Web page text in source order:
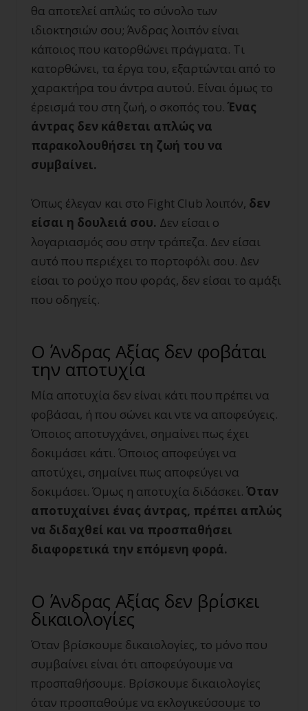
θα αποτελεί απλώς το σύνολο των
ιδιοκτησιών σου; Άνδρας λοιπόν είναι
κάποιος που κατορθώνει πράγματα. Τι
κατορθώνει, τα έργα του, εξαρτώνται από το
χαρακτήρα του άντρα αυτού. Είναι όμως το
έρεισμά του στη ζωή, ο σκοπός του. Ένας
άντρας δεν κάθεται απλώς να
παρακολουθήσει τη ζωή του να
συμβαίνει.
Όπως έλεγαν και στο Fight Club λοιπόν, δεν
είσαι η δουλειά σου. Δεν είσαι ο
λογαριασμός σου στην τράπεζα. Δεν είσαι
αυτό που περιέχει το πορτοφόλι σου. Δεν
είσαι το ρούχο που φοράς, δεν είσαι το αμάξι
που οδηγείς.
Ο Άνδρας Αξίας δεν φοβάται
την αποτυχία
Μία αποτυχία δεν είναι κάτι που πρέπει να
φοβάσαι, ή που σώνει και ντε να αποφεύγεις.
Όποιος αποτυγχάνει, σημαίνει πως έχει
δοκιμάσει κάτι. Όποιος αποφεύγει να
αποτύχει, σημαίνει πως αποφεύγει να
δοκιμάσει. Όμως η αποτυχία διδάσκει. Όταν
αποτυχαίνει ένας άντρας, πρέπει απλώς
να διδαχθεί και να προσπαθήσει
διαφορετικά την επόμενη φορά.
Ο Άνδρας Αξίας δεν βρίσκει
δικαιολογίες
Όταν βρίσκουμε δικαιολογίες, το μόνο που
συμβαίνει είναι ότι αποφεύγουμε να
προσπαθήσουμε. Βρίσκουμε δικαιολογίες
όταν προσπαθούμε να εκλογικεύσουμε το